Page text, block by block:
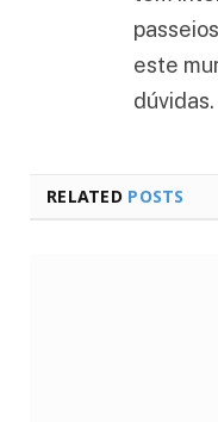
este
dúvidas.
RELATED POSTS